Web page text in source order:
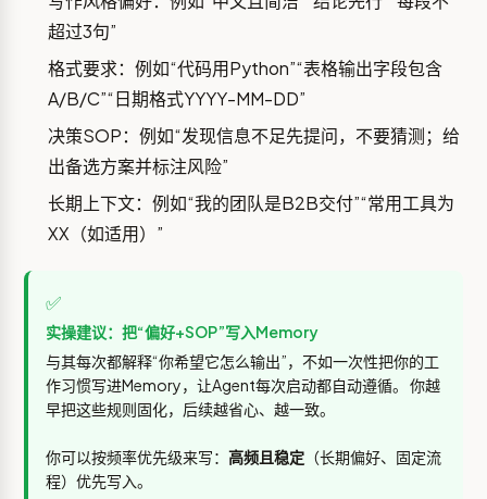
超过3句”
格式要求：例如“代码用Python”“表格输出字段包含
A/B/C”“日期格式YYYY-MM-DD”
决策SOP：例如“发现信息不足先提问，不要猜测；给
出备选方案并标注风险”
长期上下文：例如“我的团队是B2B交付”“常用工具为
XX（如适用）”
✅
实操建议：把“偏好+SOP”写入Memory
与其每次都解释“你希望它怎么输出”，不如一次性把你的工
作习惯写进Memory，让Agent每次启动都自动遵循。 你越
早把这些规则固化，后续越省心、越一致。
你可以按频率优先级来写： 高频且稳定 （长期偏好、固定流
程）优先写入。